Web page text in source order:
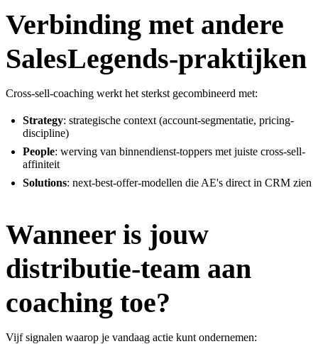
Verbinding met andere
SalesLegends-praktijken
Cross-sell-coaching werkt het sterkst gecombineerd met:
Strategy: strategische context (account-segmentatie, pricing-
discipline)
People: werving van binnendienst-toppers met juiste cross-sell-
affiniteit
Solutions: next-best-offer-modellen die AE's direct in CRM zien
Wanneer is jouw
distributie-team aan
coaching toe?
Vijf signalen waarop je vandaag actie kunt ondernemen: